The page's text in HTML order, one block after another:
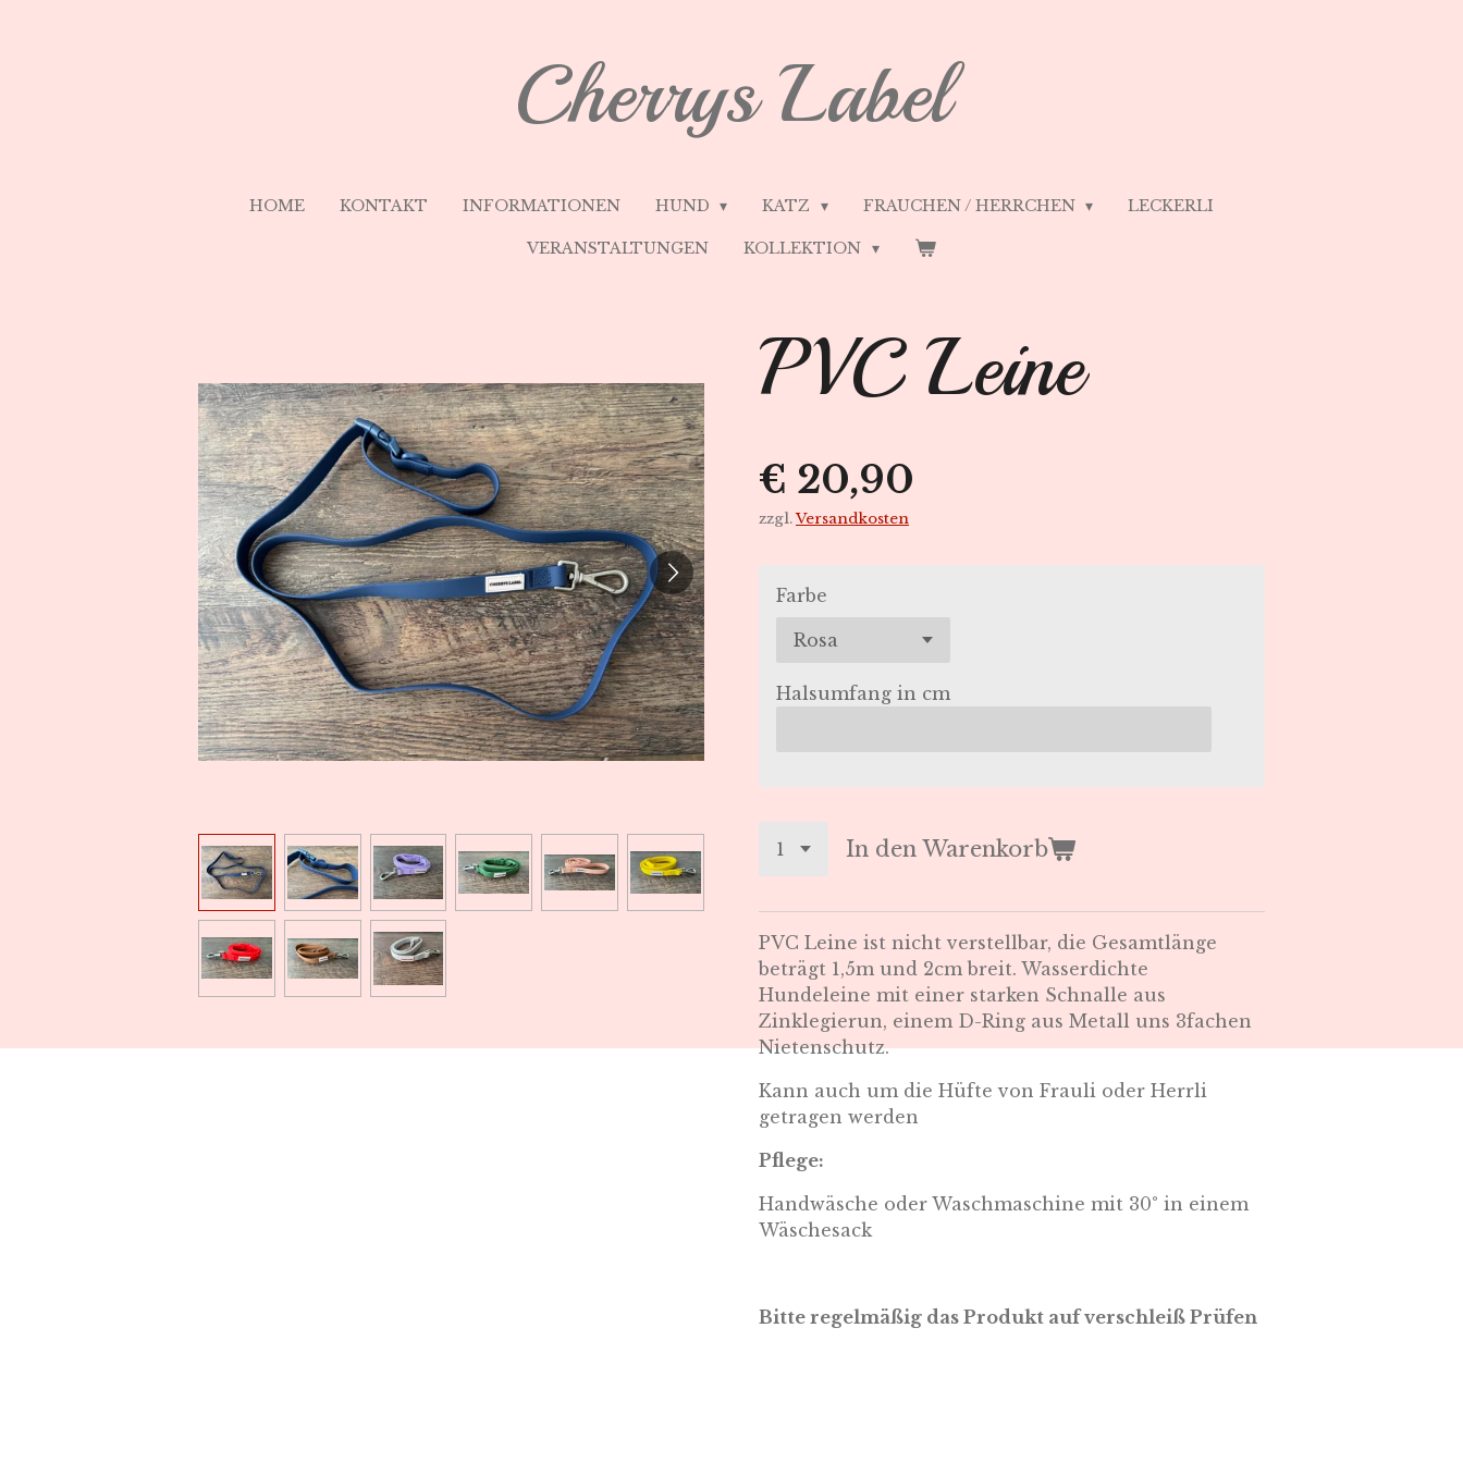
Cherrys Label
HOME KONTAKT INFORMATIONEN HUND KATZ FRAUCHEN / HERRCHEN LECKERLI
VERANSTALTUNGEN KOLLEKTION
PVC Leine
€ 20,90
zzgl.Versandkosten
Farbe
Halsumfang in cm
In den Warenkorb
PVC Leine ist nicht verstellbar, die Gesamtlänge
beträgt 1,5m und 2cm breit. Wasserdichte
Hundeleine mit einer starken Schnalle aus
Zinklegierun, einem D-Ring aus Metall uns 3fachen
Nietenschutz.
Kann auch um die Hüfte von Frauli oder Herrli
getragen werden
Pflege:
Handwäsche oder Waschmaschine mit 30° in einem
Wäschesack
Bitte regelmäßig das Produkt auf verschleiß Prüfen